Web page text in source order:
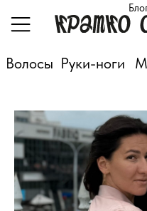
Блог Cosmico
Руки-ноги
Волосы